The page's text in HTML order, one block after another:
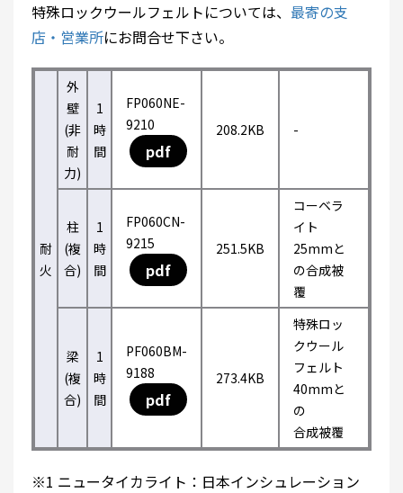
特殊ロックウールフェルトについては、 最寄の支
店・営業所にお問合せ下さい。
耐
火
外
壁
(非
耐
力)
1
時
間
FP060NE-
9210
pdf
208.2KB -
柱
(複
合)
1
時
間
FP060CN-
9215
pdf
251.5KB
コーベラ
イト
25mmと
の合成被
覆
梁
(複
合)
1
時
間
PF060BM-
9188
pdf
273.4KB
特殊ロッ
クウール
フェルト
40mmと
の
合成被覆
※1 ニュータイカライト：日本インシュレーション